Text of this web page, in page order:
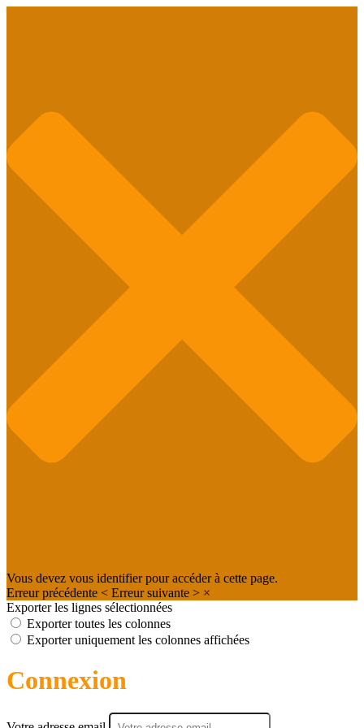
Vous devez vous identifier pour accéder à cette page.
Erreur précédente < Erreur suivante > ×
Exporter les lignes sélectionnées
Exporter toutes les colonnes
Exporter uniquement les colonnes affichées
Connexion